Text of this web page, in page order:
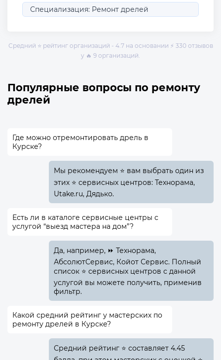
Специализация: Ремонт дрелей
Средний ⭐ рейтинг организаций - 4.7 на основании ⚡ 330 отзывов
у 🔥 9 организаций.
Популярные вопросы по ремонту
дрелей
Где можно отремонтировать дрель в
Курске?
Мы рекомендуем ⭐ вам выбрать один из
этих ⭐ сервисных центров: Технорама,
Utake.ru, Дядько.
Есть ли в каталоге сервисные центры с
услугой “выезд мастера на дом”?
Да, например, ⏩ Технорама,
АбсолютСервис, Койот Сервис. Полный
список ⭐ сервисных центров с данной
услугой вы можете получить, применив
фильтр.
Какой средний рейтинг у мастерских по
ремонту дрелей в Курске?
Средний рейтинг ⭐ составляет 4.45